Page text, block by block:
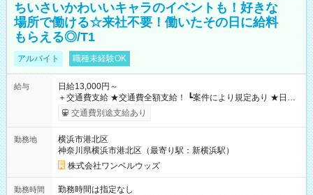
ちいさいかわいいキャラのイベントも！好きな
場所で働ける☆来社不要！働いたその日に給料
もらえる◎/T1
アルバイト 職種未経験OK
給与
日給13,000円～
＋交通費支給 ★交通費全額支給！ ┗案件により規定あり ★日払
いOK！（規定あり） ┗働いたその日に現金GET♪ お仕事後はコ
ンビニATMから 日払い分を引き落とせます！ 【試用期間】試
交通費別途支給あり
勤務地
横浜市港北区
神奈川県横浜市港北区（最寄り駅：新横浜駅）
株式会社ワンベルウッズ
勤務時間
勤務時間は指定なし